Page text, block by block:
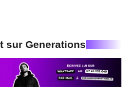
sur Generations